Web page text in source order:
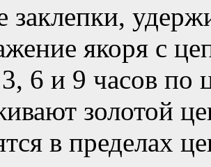
заклепки,
якоря с
6 и 9 часов по
золотой
в пределах